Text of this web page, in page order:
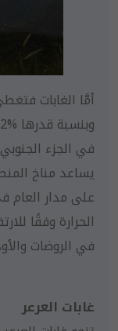
في الجزء
على مدار العام
الحرارة وفقًا
في الروضات
غابات العرعر